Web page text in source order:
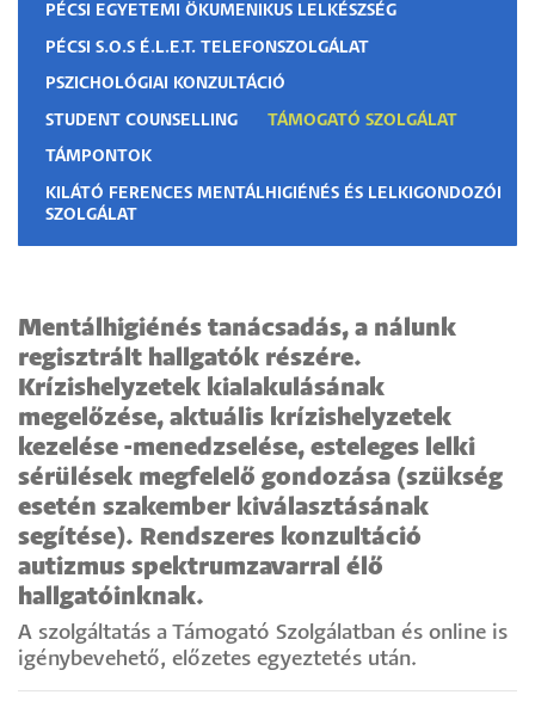
PÉCSI EGYETEMI ÖKUMENIKUS LELKÉSZSÉG
PÉCSI S.O.S É.L.E.T. TELEFONSZOLGÁLAT
PSZICHOLÓGIAI KONZULTÁCIÓ
STUDENT COUNSELLING TÁMOGATÓ SZOLGÁLAT
TÁMPONTOK
KILÁTÓ FERENCES MENTÁLHIGIÉNÉS ÉS LELKIGONDOZÓI
SZOLGÁLAT
Mentálhigiénés tanácsadás, a nálunk
regisztrált hallgatók részére.
Krízishelyzetek kialakulásának
megelőzése, aktuális krízishelyzetek
kezelése -menedzselése, esteleges lelki
sérülések megfelelő gondozása (szükség
esetén szakember kiválasztásának
segítése). Rendszeres konzultáció
autizmus spektrumzavarral élő
hallgatóinknak.
A szolgáltatás a Támogató Szolgálatban és online is
igénybevehető, előzetes egyeztetés után.